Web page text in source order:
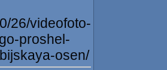
26/videofoto-
proshel-
osen/